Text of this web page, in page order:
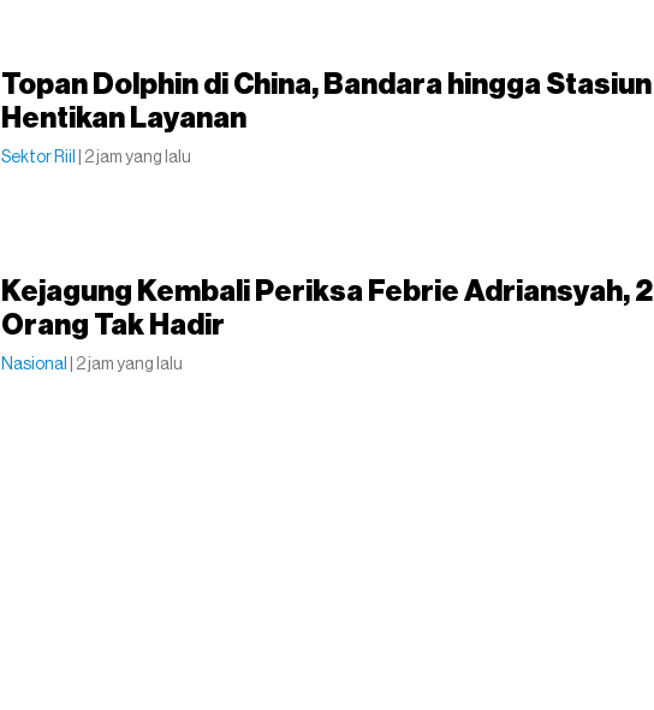
Topan Dolphin di China, Bandara hingga Stasiun
Hentikan Layanan
Sektor Riil | 2 jam yang lalu
Kejagung Kembali Periksa Febrie Adriansyah, 2
Orang Tak Hadir
Nasional | 2 jam yang lalu